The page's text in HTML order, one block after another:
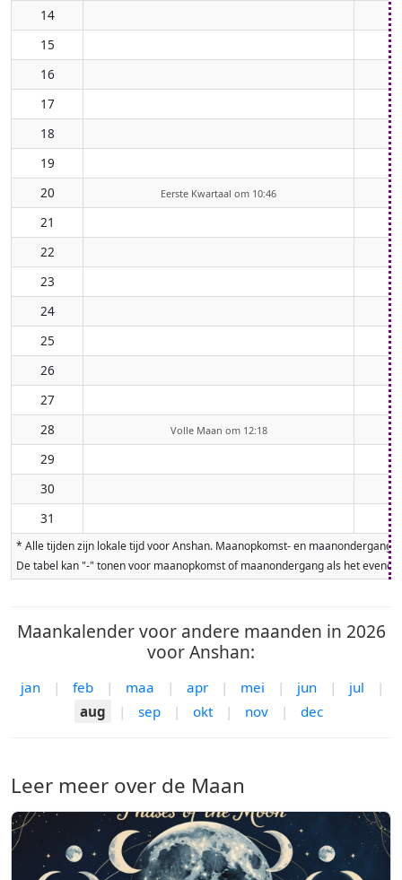
14
15
16
17
18
19
20
Eerste Kwartaal om 10:46
21
22
23
24
25
26
27
28
Volle Maan om 12:18
29
30
31
* Alle tijden zijn lokale tijd voor Anshan. Maanopkomst- en
De tabel kan "-" tonen voor maanopkomst of maanondergang als het
Maankalender voor andere maanden in 2026
voor Anshan:
jan | feb | maa | apr | mei | jun | jul
|
aug
| sep | okt | nov | dec
Leer meer over de Maan